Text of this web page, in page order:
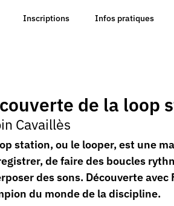
Inscriptions Infos pratiques
de la loop
Cavaillès
station, ou le looper, est une
de faire des boucles
des sons. Découverte avec
du monde de la discipline.